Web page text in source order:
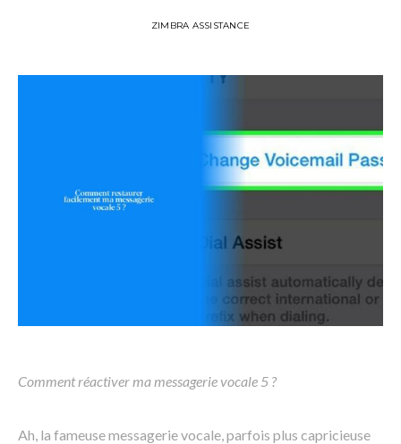
ZIMBRA ASSISTANCE
Comment réactiver ma messagerie vocale 5 ?
Ah, la fameuse messagerie vocale, parfois plus capricieuse